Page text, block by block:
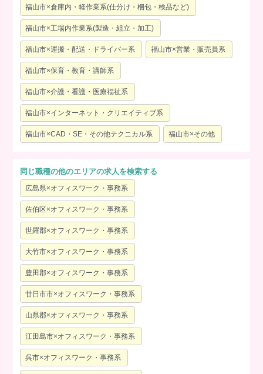
福山市×倉庫内・軽作業系(仕分け・梱包・検品など)
福山市×工場内作業系(製造・組立・加工)
福山市×運搬・配送・ドライバー系 福山市×営業・販売員系
福山市×保育・教育・講師系
福山市×介護・看護・医療福祉系
福山市×インターネット・クリエイティブ系
福山市×CAD・SE・その他テクニカル系 福山市×その他
同じ職種の他のエリアの求人を検索する
広島県×オフィスワーク・事務系
佐伯区×オフィスワーク・事務系
世羅郡×オフィスワーク・事務系
大竹市×オフィスワーク・事務系
豊田郡×オフィスワーク・事務系
廿日市市×オフィスワーク・事務系
山県郡×オフィスワーク・事務系
江田島市×オフィスワーク・事務系
呉市×オフィスワーク・事務系